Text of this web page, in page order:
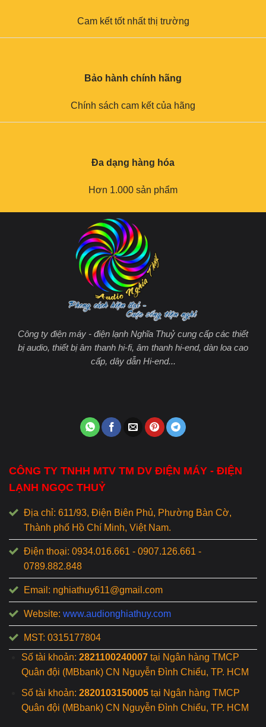
Cam kết tốt nhất thị trường
Bảo hành chính hãng
Chính sách cam kết của hãng
Đa dạng hàng hóa
Hơn 1.000 sản phẩm
Công ty điện máy - điện lạnh Nghĩa Thuỷ cung cấp các thiết
bị audio, thiết bị âm thanh hi-fi, âm thanh hi-end, dàn loa cao
cấp, dây dẫn Hi-end...
CÔNG TY TNHH MTV TM DV ĐIỆN MÁY - ĐIỆN
LẠNH NGỌC THUỶ
Địa chỉ: 611/93, Điện Biên Phủ, Phường Bàn Cờ,
Thành phố Hồ Chí Minh, Việt Nam.
Điện thoại: 0934.016.661 - 0907.126.661 -
0789.882.848
Email: nghiathuy611@gmail.com
Website: www.audionghiathuy.com
MST: 0315177804
Số tài khoản: 2821100240007tại Ngân hàng TMCP
Quân đội (MBbank) CN Nguyễn Đình Chiểu, TP. HCM
Số tài khoản: 2820103150005tại Ngân hàng TMCP
Quân đội (MBbank) CN Nguyễn Đình Chiểu, TP. HCM